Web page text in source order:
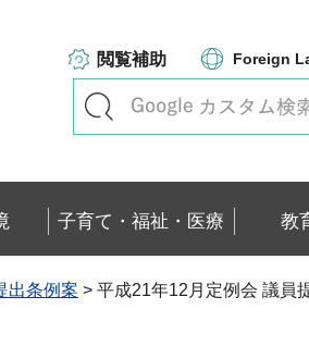
閲覧補助 Foreign
子育て・福祉・医療 教
出条例案 > 平成21年12月定例会 議員